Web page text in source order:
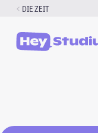
Zum
springen
DIE ZEIT